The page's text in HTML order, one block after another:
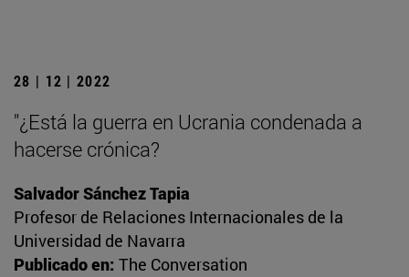
28 | 12 | 2022
"¿Está la guerra en Ucrania condenada a
hacerse crónica?
Salvador Sánchez Tapia
Profesor de Relaciones Internacionales de la
Universidad de Navarra
Publicado en: The Conversation